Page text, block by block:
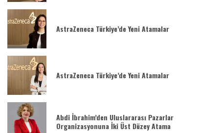
AstraZeneca Türkiye’de Yeni Atamalar
AstraZeneca Türkiye’de Yeni Atamalar
Abdi İbrahim’den Uluslararası Pazarlar
Organizasyonuna İki Üst Düzey Atama